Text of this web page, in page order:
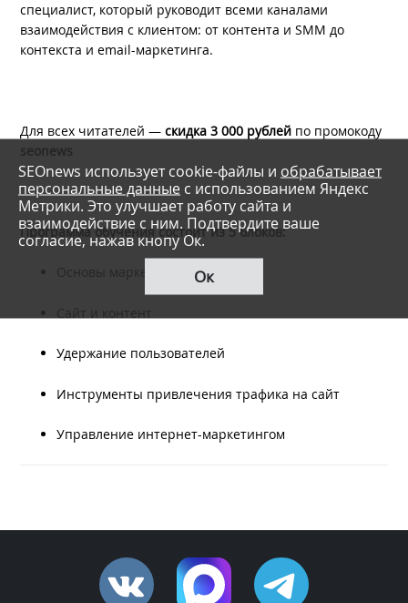
специалист, который руководит всеми каналами
взаимодействия с клиентом: от контента и SMM до
контекста и email-маркетинга.
Для всех читателей —скидка 3 000 рублей по промокоду
seonews
Программа обучения состоит из 5 блоков:
Основы маркетинга
Сайт и контент
Удержание пользователей
Инструменты привлечения трафика на сайт
Управление интернет-маркетингом
SEOnews использует cookie-файлы и обрабатывает
персональные данные с использованием Яндекс
Метрики. Это улучшает работу сайта и
взаимодействие с ним. Подтвердите ваше
согласие, нажав кнопу Ок.
Ок